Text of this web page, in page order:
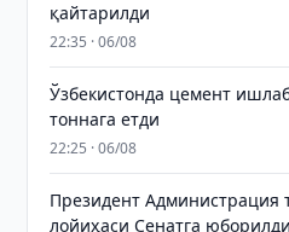
қайтарилди
22:35 · 06/08
Ўзбекистонда цемент
тоннага етди
22:25 · 06/08
Президент Администрация
лойиҳаси Сенатга юборилди